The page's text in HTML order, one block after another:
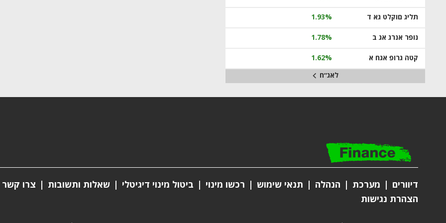
תליג םוקלט גא ד 1.93%
נופר אנרג אג ב 1.78%
קטה גרופ אגח א
1.62%
לאג״ח
דיוורים מערכת הנהלה תנאי שימוש רכשו מינוי ביטול מינוי דיגיטלי שאלות ותשובות צרו קשר
הצהרת נגישות